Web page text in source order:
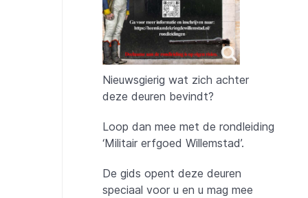
Nieuwsgierig wat zich achter
deze deuren bevindt?
Loop dan mee met de rondleiding
‘Militair erfgoed Willemstad’.
De gids opent deze deuren
speciaal voor u en u mag mee